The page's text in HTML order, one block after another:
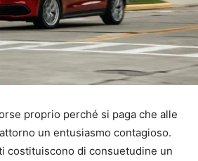
proprio perché si paga che alle
un entusiasmo contagioso.
costituiscono di consuetudine un